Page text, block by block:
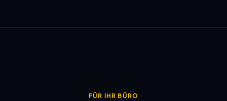
FÜR IHR BÜRO